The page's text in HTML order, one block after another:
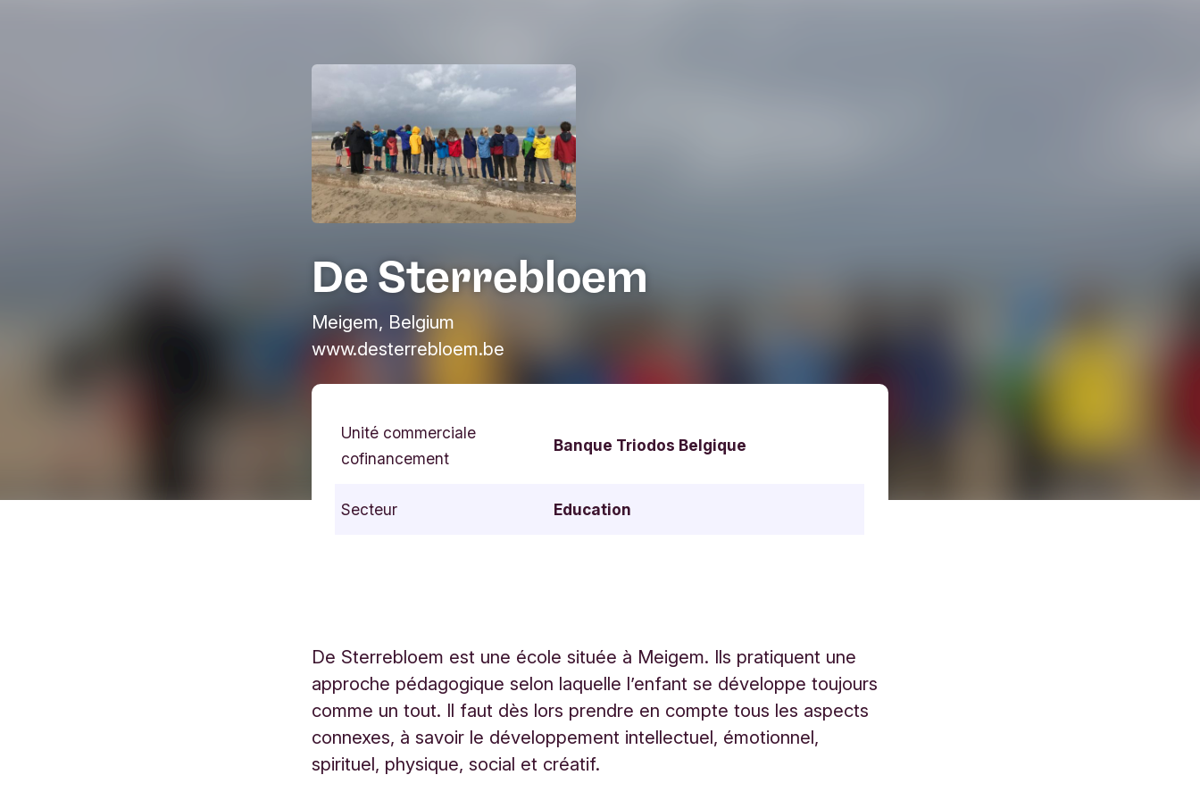
De Sterrebloem
Meigem, Belgium
www.desterrebloem.be
Unité commerciale
cofinancement
Banque Triodos Belgique
Secteur Education
De Sterrebloem est une école située à Meigem. Ils pratiquent une
approche pédagogique selon laquelle l’enfant se développe toujours
comme un tout. Il faut dès lors prendre en compte tous les aspects
connexes, à savoir le développement intellectuel, émotionnel,
spirituel, physique, social et créatif.